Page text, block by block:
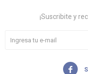
¡Suscribite y
